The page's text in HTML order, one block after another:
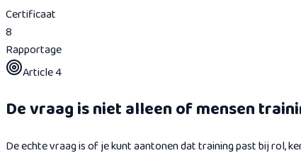
Certificaat
8
Rapportage
Article 4
De vraag is niet alleen of mensen
De echte vraag is of je kunt aantonen dat training past bij rol,